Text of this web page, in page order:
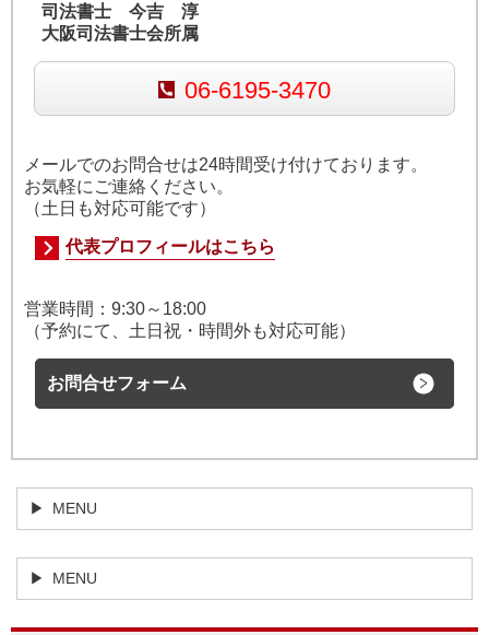
司法書士 今吉 淳
大阪司法書士会所属
06-6195-3470
メールでのお問合せは24時間受け付けております。
お気軽にご連絡ください。
（土日も対応可能です）
代表プロフィールはこちら
営業時間： 9:30～18:00
（予約にて、土日祝・時間外も対応可能）
お問合せフォーム
MENU
MENU